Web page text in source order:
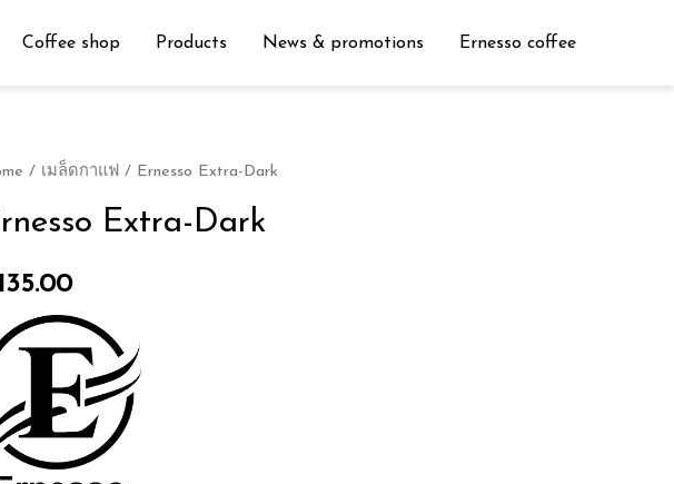
Coffee shop Products News & promotions Ernesso coffee
/ เมล็ดกาแฟ / Ernesso Extra-Dark
Extra-Dark